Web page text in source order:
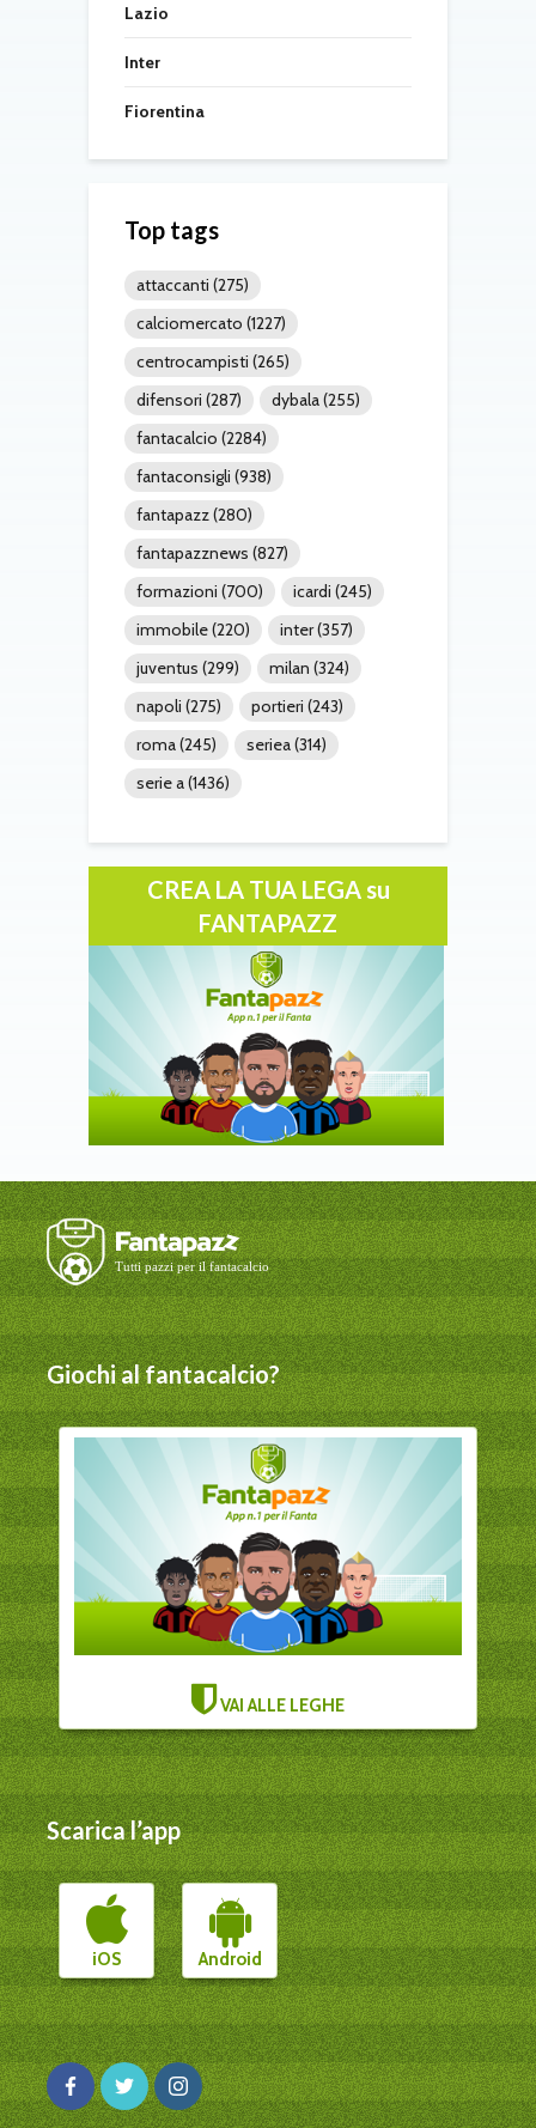
Lazio
Inter
Fiorentina
Top tags
attaccanti (275)
calciomercato (1227)
centrocampisti (265)
difensori (287) dybala(255)
fantacalcio (2284)
fantaconsigli (938)
fantapazz(280)
fantapazznews (827)
formazioni (700) icardi (245)
immobile(220) inter(357)
juventus (299) milan (324)
napoli (275) portieri (243)
roma(245) seriea(314)
serie a(1436)
CREA LA TUA LEGA su
FANTAPAZZ
Giochi al fantacalcio?
VAI ALLE LEGHE
Scarica l’app
iOS Android